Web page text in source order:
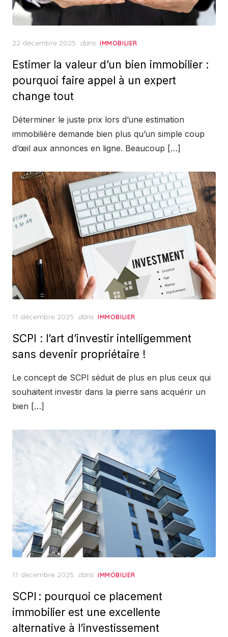
Posted
22 décembre 2025 dans IMMOBILIER
Estimer la valeur d’un bien immobilier :
pourquoi faire appel à un expert
change tout
Déterminer le juste prix lors d’une estimation
immobilière demande bien plus qu’un simple coup
d’œil aux annonces en ligne. Beaucoup […]
Posted
11 décembre 2025 dans IMMOBILIER
SCPI : l’art d’investir intelligemment
sans devenir propriétaire !
Le concept de SCPI séduit de plus en plus ceux qui
souhaitent investir dans la pierre sans acquérir un
bien […]
Posted
11 décembre 2025 dans IMMOBILIER
SCPI : pourquoi ce placement
immobilier est une excellente
alternative à l’investissement